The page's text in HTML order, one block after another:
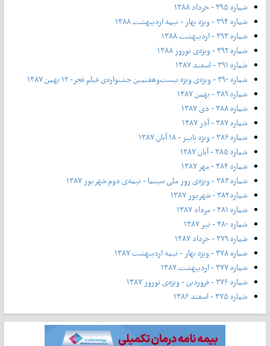
شماره ۳۹۵ - خرداد ۱۳۸۸
شماره ۳۹۴ - ویژه بهار - نیمه‌ اردیبهشت ۱۳۸۸
شماره ۳۹۳ - اردیبهشت ۱۳۸۸
شماره ۳۹۲ - ویژه‌ی نوروز ۱۳۸۸
شماره ۳۹۱ - اسفند ۱۳۸۷
شماره ۳۹۰ - ویژه‌ی ویژه بیست‌و‌هفتمین جشنواره‌ی فیلم فجر- ۱۲ بهمن ۱۳۸۷
شماره ۳۸۹ - بهمن ۱۳۸۷
شماره ۳۸۸ - دی ۱۳۸۷
شماره ۳۸۷ - آذر ۱۳۸۷
شماره ۳۸۶ - ویژه پاییز - ۱۸ آبان ۱۳۸۷
شماره ۳۸۵ - آبان ۱۳۸۷
شماره ۳۸۴ - مهر ۱۳۸۷
شماره ۳۸۳ - ویژه‌ی روز ملی سینما - نیمه‌ی دوم شهریور ۱۳۸۷
شماره ۳۸۲ - شهریور ۱۳۸۷
شماره ۳۸۱ - مرداد ۱۳۸۷
شماره ۳۸۰ - تیر ۱۳۸۷
شماره ۳۷۹ - خرداد ۱۳۸۷
شماره ۳۷۸ - ویژه بهار - نیمه‌ اردیبهشت ۱۳۸۷
شماره ۳۷۷ - اردیبهشت ۱۳۸۷
شماره ۳۷۶ - فروردین - ویژه‌ی نوروز ۱۳۸۷
شماره ۳۷۵ - اسفند ۱۳۸۶